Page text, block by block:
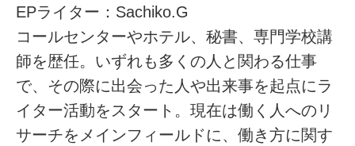
EPライター：Sachiko.G
コールセンターやホテル、秘書、専門学校講
師を歴任。いずれも多くの人と関わる仕事
で、その際に出会った人や出来事を起点にラ
イター活動をスタート。現在は働く人へのリ
サーチをメインフィールドに、働き方に関す